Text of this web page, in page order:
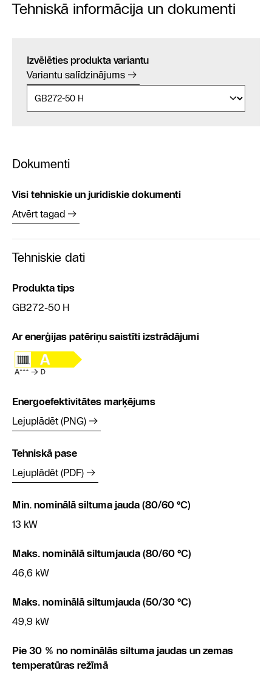
Tehniskā informācija un dokumenti
Izvēlēties produkta variantu
Variantu salīdzinājums
Dokumenti
Visi tehniskie un juridiskie dokumenti
Atvērt tagad
Tehniskie dati
Produkta tips
GB272-50 H
Ar enerģijas patēriņu saistīti izstrādājumi
Energoefektivitātes marķējums
Lejuplādēt (PNG)
Tehniskā pase
Lejuplādēt (PDF)
Min. nominālā siltuma jauda (80/60 °C)
13 kW
Maks. nominālā siltumjauda (80/60 °C)
46,6 kW
Maks. nominālā siltumjauda (50/30 °C)
49,9 kW
Pie 30 % no nominālās siltuma jaudas un zemas
temperatūras režīmā